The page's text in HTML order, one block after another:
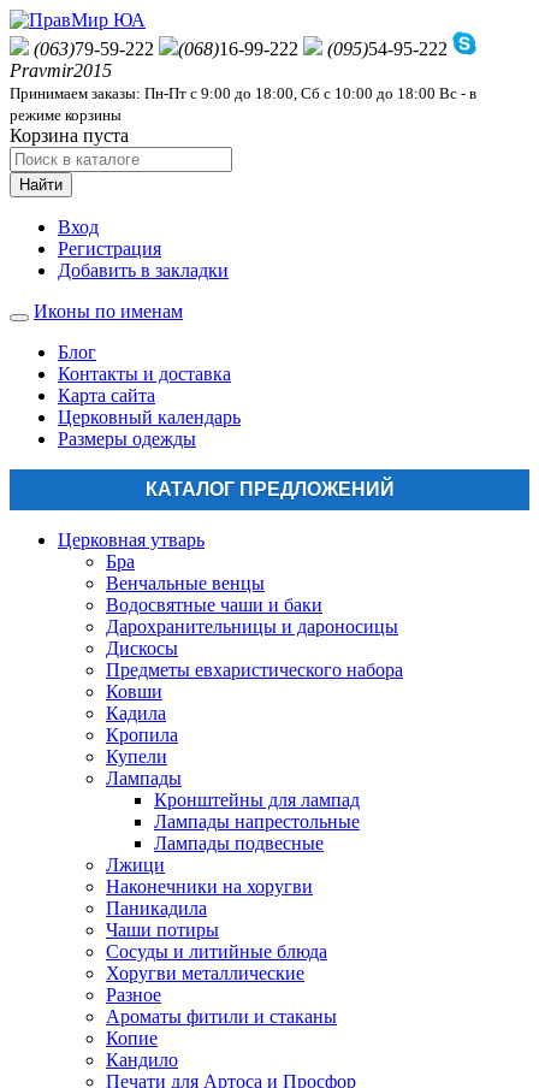
(063)79-59-222 (068)16-99-222 (095)54-95-222
Pravmir2015
Принимаем заказы: Пн-Пт с 9:00 до 18:00, Сб с 10:00 до 18:00 Вс - в
режиме корзины
Корзина пуста
Найти
Вход
Регистрация
Добавить в закладки
Иконы по именам
Блог
Контакты и доставка
Карта сайта
Церковный календарь
Размеры одежды
КАТАЛОГ ПРЕДЛОЖЕНИЙ
Церковная утварь
Бра
Венчальные венцы
Водосвятные чаши и баки
Дарохранительницы и дароносицы
Дискосы
Предметы евхаристического набора
Ковши
Кадила
Кропила
Купели
Лампады
Кронштейны для лампад
Лампады напрестольные
Лампады подвесные
Лжици
Наконечники на хоругви
Паникадила
Чаши потиры
Сосуды и литийные блюда
Хоругви металлические
Разное
Ароматы фитили и стаканы
Копие
Кандило
Печати для Артоса и Просфор